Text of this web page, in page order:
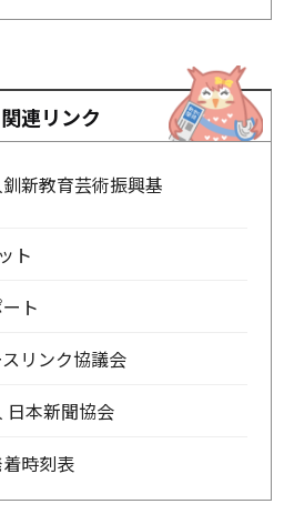
関連リンク
新教育芸術振興基
ト
ト
リンク協議会
日本新聞協会
時刻表